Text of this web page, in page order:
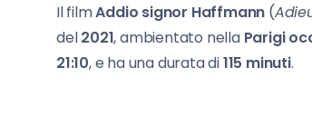
Il filmAddio signor Haffmann (
del2021, ambientato nella Parigi
21:10, e ha una durata di115 minuti.